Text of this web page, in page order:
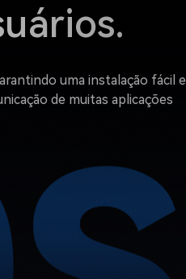
uma instalação fácil e
de muitas aplicações